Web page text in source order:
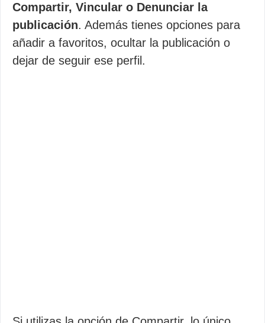
Compartir, Vincular o Denunciar la
publicación. Además tienes opciones para
añadir a favoritos, ocultar la publicación o
dejar de seguir ese perfil.